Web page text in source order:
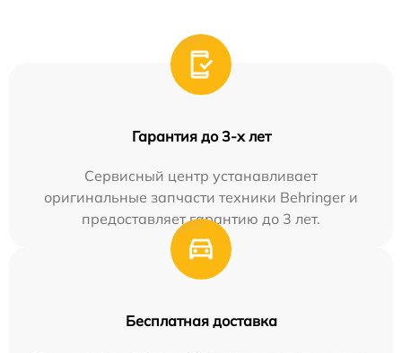
Гарантия до 3-х лет
Сервисный центр устанавливает
оригинальные запчасти техники Behringer и
предоставляет гарантию до 3 лет.
Бесплатная доставка